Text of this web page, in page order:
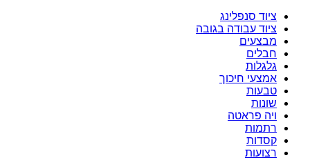
ציוד סנפלינג
ציוד עבודה בגובה
מבצעים
חבלים
גלגלות
אמצעי חיכוך
טבעות
שונות
ויה פראטה
רתמות
קסדות
רצועות